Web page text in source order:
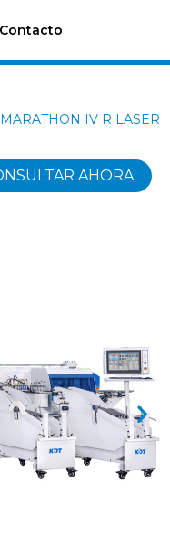
Contacto
IV R LASER
AHORA